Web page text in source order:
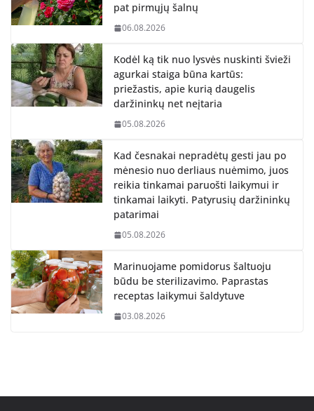
pat pirmųjų šalnų
06.08.2026
Kodėl ką tik nuo lysvės nuskinti švieži
agurkai staiga būna kartūs:
priežastis, apie kurią daugelis
daržininkų net neįtaria
05.08.2026
Kad česnakai nepradėtų gesti jau po
mėnesio nuo derliaus nuėmimo, juos
reikia tinkamai paruošti laikymui ir
tinkamai laikyti. Patyrusių daržininkų
patarimai
05.08.2026
Marinuojame pomidorus šaltuoju
būdu be sterilizavimo. Paprastas
receptas laikymui šaldytuve
03.08.2026